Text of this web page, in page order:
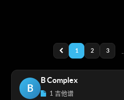
1 2 3
B
B Complex
1 吉他谱